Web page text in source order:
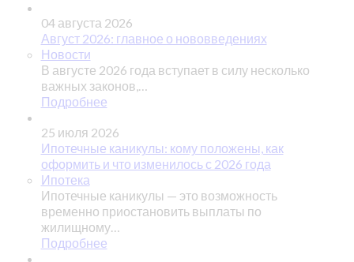
04 августа 2026
Август 2026: главное о нововведениях
Новости
В августе 2026 года вступает в силу несколько
важных законов,…
Подробнее
25 июля 2026
Ипотечные каникулы: кому положены, как
оформить и что изменилось с 2026 года
Ипотека
Ипотечные каникулы — это возможность
временно приостановить выплаты по
жилищному…
Подробнее